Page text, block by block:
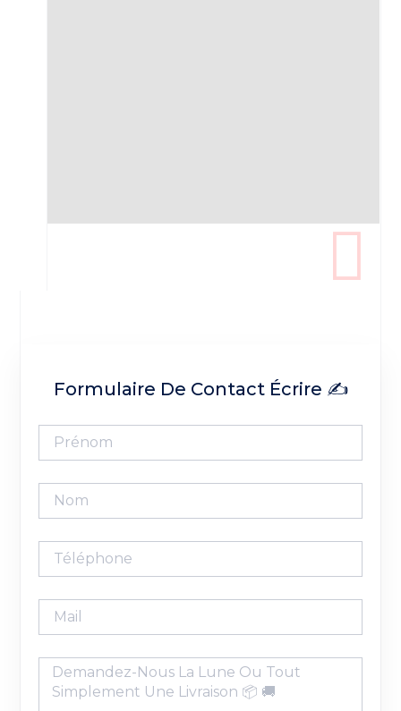
Formulaire De Contact Écrire ✍️